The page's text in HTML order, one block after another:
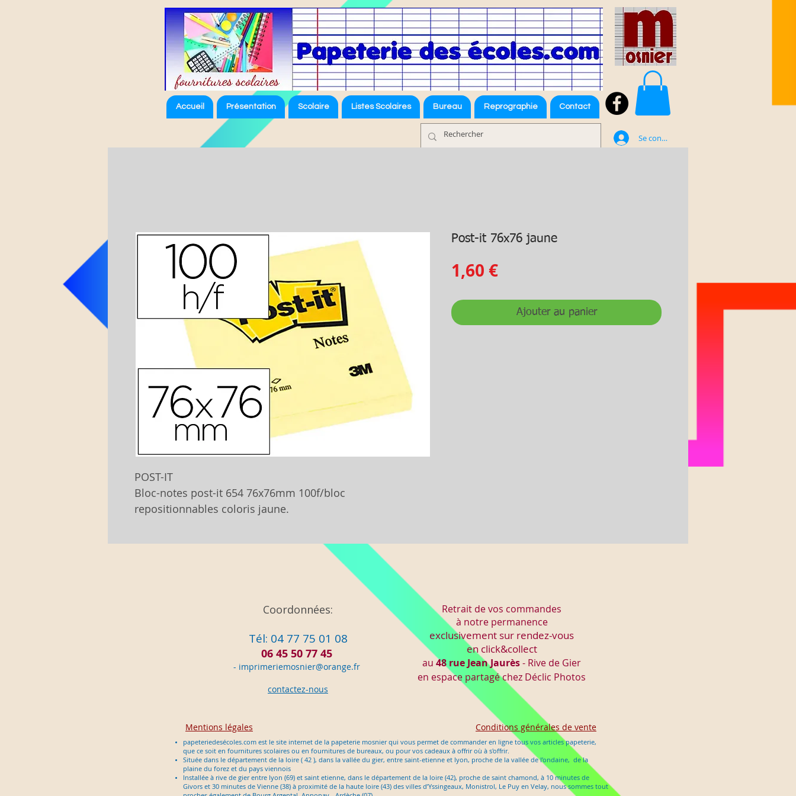
Accueil Présentation Scolaire Listes Scolaires Bureau Reprographie Contact
Se connecter
POST-IT
Bloc-notes post-it 654 76x76mm 100f/bloc
repositionnables coloris jaune.
Post-it 76x76 jaune
1,60 €Prix
Ajouter au panier
Coordonnées:
Tél: 04 77 75 01 08
06 45 50 77 45
- imprimeriemosnier@orange.fr
contactez-nous
Retrait de vos commandes
à notre permanence
exclusivement sur rendez-vous
en click&collect
au 48 rue Jean Jaurès- Rive de Gier
en espace partagé chez Déclic Photos
Mentions légales Conditions générales de vente
papeteriedesécoles.com est le site internet de la papeterie mosnier qui vous permet de commander en ligne tous vos articles papeterie,
que ce soit en fournitures scolaires ou en fournitures de bureaux, ou pour vos cadeaux à offrir où à s'offrir.
Située dans le département de la loire ( 42 ), dans la vallée du gier, entre saint-etienne et lyon, proche de la vallée de l’ondaine, de la
plaine du forez et du pays viennois
Installée à rive de gier entre lyon (69) et saint etienne, dans le département de la loire (42), proche de saint chamond, à 10 minutes de
Givors et 30 minutes de Vienne (38) à proximité de la haute loire (43) des villes d’Yssingeaux, Monistrol, Le Puy en Velay, nous sommes tout